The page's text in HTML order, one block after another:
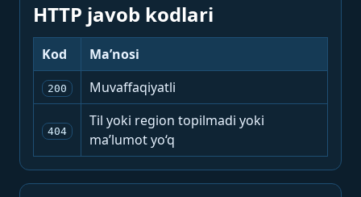
HTTP javob kodlari
Kod Ma’nosi
200 Muvaffaqiyatli
404
Til yoki region topilmadi yoki
ma’lumot yo‘q